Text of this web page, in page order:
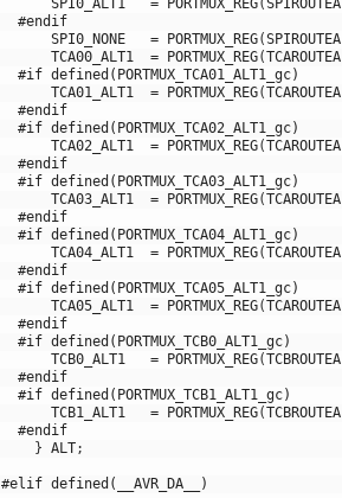
SPI0_ALT1
= PORTMUX_REG(SPIROUTEA
#endif
SPI0_NONE
= PORTMUX_REG(SPIROUTEA
TCA00_ALT1
= PORTMUX_REG(TCAROUTEA
#if defined(PORTMUX_TCA01_ALT1_gc)
TCA01_ALT1
= PORTMUX_REG(TCAROUTEA
#endif
#if defined(PORTMUX_TCA02_ALT1_gc)
TCA02_ALT1
= PORTMUX_REG(TCAROUTEA
#endif
#if defined(PORTMUX_TCA03_ALT1_gc)
TCA03_ALT1
= PORTMUX_REG(TCAROUTEA
#endif
#if defined(PORTMUX_TCA04_ALT1_gc)
TCA04_ALT1
= PORTMUX_REG(TCAROUTEA
#endif
#if defined(PORTMUX_TCA05_ALT1_gc)
TCA05_ALT1
= PORTMUX_REG(TCAROUTEA
#endif
#if defined(PORTMUX_TCB0_ALT1_gc)
TCB0_ALT1
= PORTMUX_REG(TCBROUTEA
#endif
#if defined(PORTMUX_TCB1_ALT1_gc)
TCB1_ALT1
= PORTMUX_REG(TCBROUTEA
#endif
} ALT;
#elif defined(__AVR_DA__)